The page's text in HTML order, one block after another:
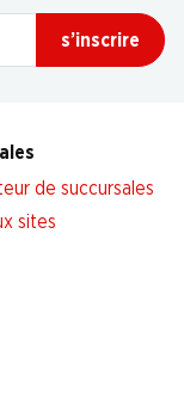
s’inscrire
de succursales
sites